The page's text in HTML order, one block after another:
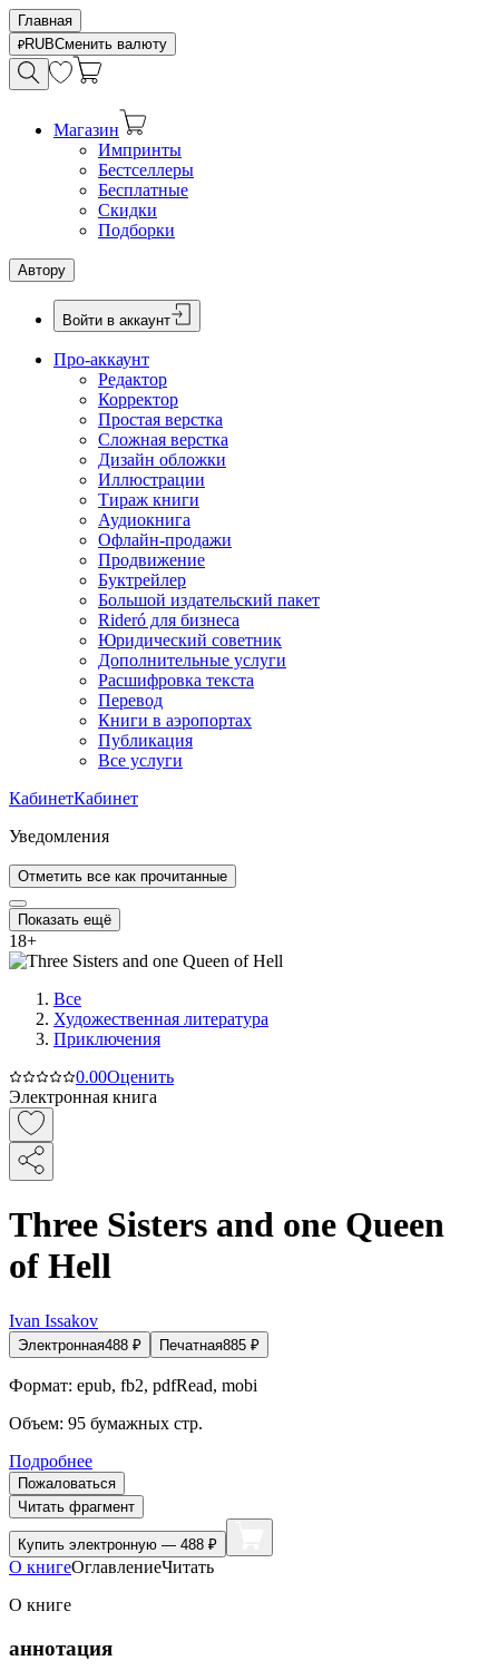
Главная
RUBСменить валюту
Магазин
Импринты
Бестселлеры
Бесплатные
Скидки
Подборки
Автору
Войти в аккаунт
Про-аккаунт
Редактор
Корректор
Простая верстка
Сложная верстка
Дизайн обложки
Иллюстрации
Тираж книги
Аудиокнига
Офлайн-продажи
Продвижение
Буктрейлер
Большой издательский пакет
Rideró для бизнеса
Юридический советник
Дополнительные услуги
Расшифровка текста
Перевод
Книги в аэропортах
Публикация
Все услуги
КабинетКабинет
Уведомления
Отметить все как прочитанные
Показать ещё
18+
Все
Художественная литература
Приключения
0.00Оценить
Электронная книга
Three Sisters and one Queen
of Hell
Ivan Issakov
Электронная488 ₽ Печатная885 ₽
Формат: epub, fb2, pdfRead, mobi
Объем: 95 бумажных стр.
Подробнее
Пожаловаться
Читать фрагмент
Купить электронную — 488 ₽
О книгеОглавлениеЧитать
О книге
аннотация